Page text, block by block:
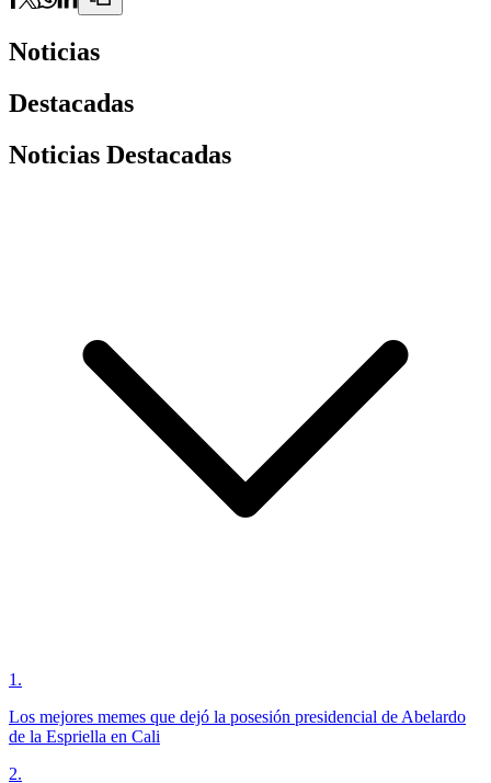
Noticias
Destacadas
Noticias Destacadas
1 .
Los mejores memes que dejó la posesión presidencial de Abelardo
de la Espriella en Cali
2.